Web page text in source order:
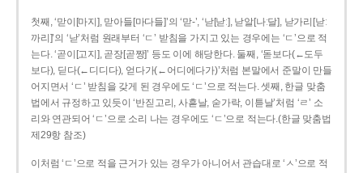
첫째, ‘맏이[마지], 맏아들[마다들]’의 ‘맏-’, ‘낟[낟ː], 낟알[나ː달], 낟가리[낟ː
까리]’의 ‘낟’처럼 원래부터 ‘ㄷ’ 받침을 가지고 있는 경우에는 ‘ㄷ’으로 적
는다. ‘곧이[고지], 곧장[곧짱]’ 등도 이에 해당한다. 둘째, ‘돋보다(←도두
보다), 딛다(←디디다), 얻다가(←어디에다가)’처럼 본말에서 준말이 만들
어지면서 ‘ㄷ’ 받침을 갖게 된 경우에도 ‘ㄷ’으로 적는다. 셋째, 한글 맞춤
법에서 규정하고 있듯이 ‘반짇고리, 사흗날, 숟가락, 이튿날’처럼 ‘ㄹ’ 소
리와 연관되어 ‘ㄷ’으로 소리 나는 경우에도 ‘ㄷ’으로 적는다.(한글 맞춤법
제29항 참조)
이처럼 ‘ㄷ’으로 적을 근거가 있는 경우가 아니어서 관습대로 ‘ㅅ’으로 적